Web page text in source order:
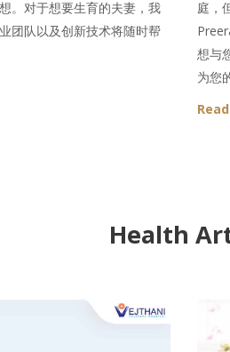
。对于想要生育的夫妻，我
团队以及创新技术将随时帮
庭，
想与
为您
Health